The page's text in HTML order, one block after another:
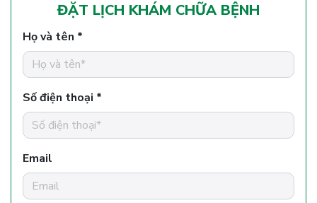
ĐẶT LỊCH KHÁM CHỮA BỆNH
Họ và tên *
Số điện thoại *
Email